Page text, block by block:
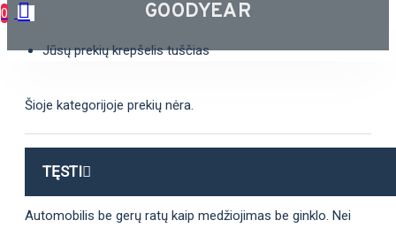
0
Jūsų prekių krepšelis tuščias
GOODYEAR
Šioje kategorijoje prekių nėra.
TĘSTI
Automobilis be gerų ratų kaip medžiojimas be ginklo. Nei